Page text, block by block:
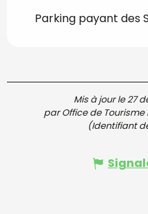
Parking payant des
Mis à jour le 27
par Office de Tourisme
(Identifiant